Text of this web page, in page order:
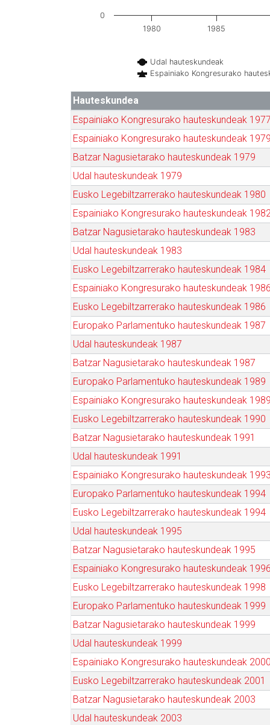
Udal hauteskundeak
Espainiako Kongresurako
1980 1985
0
Hauteskundea
Espainiako Kongresurako hauteskundeak 1977
Espainiako Kongresurako hauteskundeak 1979
Batzar Nagusietarako hauteskundeak 1979
Udal hauteskundeak 1979
Eusko Legebiltzarrerako hauteskundeak 1980
Espainiako Kongresurako hauteskundeak
Batzar Nagusietarako hauteskundeak 1983
Udal hauteskundeak 1983
Eusko Legebiltzarrerako hauteskundeak 1984
Espainiako Kongresurako hauteskundeak 1986
Eusko Legebiltzarrerako hauteskundeak 1986
Europako Parlamentuko hauteskundeak 1987
Udal hauteskundeak 1987
Batzar Nagusietarako hauteskundeak 1987
Europako Parlamentuko hauteskundeak 1989
Espainiako Kongresurako hauteskundeak 1989
Eusko Legebiltzarrerako hauteskundeak 1990
Batzar Nagusietarako hauteskundeak 1991
Udal hauteskundeak 1991
Espainiako Kongresurako hauteskundeak 1993
Europako Parlamentuko hauteskundeak 1994
Eusko Legebiltzarrerako hauteskundeak 1994
Udal hauteskundeak 1995
Batzar Nagusietarako hauteskundeak 1995
Espainiako Kongresurako hauteskundeak 1996
Eusko Legebiltzarrerako hauteskundeak 1998
Europako Parlamentuko hauteskundeak 1999
Batzar Nagusietarako hauteskundeak 1999
Udal hauteskundeak 1999
Espainiako Kongresurako hauteskundeak 2000
Eusko Legebiltzarrerako hauteskundeak 2001
Batzar Nagusietarako hauteskundeak 2003
Udal hauteskundeak 2003